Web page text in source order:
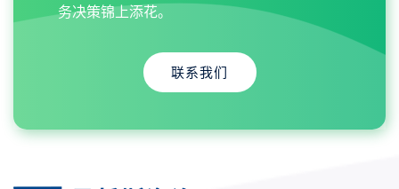
务决策锦上添花。
联系我们